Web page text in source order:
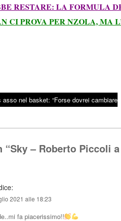
RESTARE: LA FORMULA
CI PROVA PER NZOLA, MA
asso nel basket: “Forse dovrei cambiare
“Sky – Roberto Piccoli
2021 alle 18:23
fa piacerissimo!!